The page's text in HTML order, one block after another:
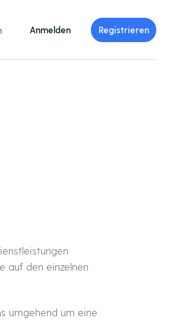
Anmelden Registrieren
auf den einzelnen
umgehend um eine